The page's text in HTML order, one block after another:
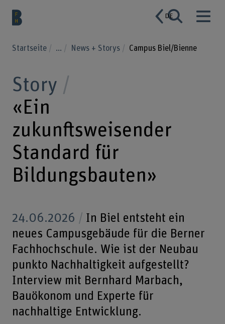
DE
Startseite ... News + Storys Campus Biel/Bienne
Story
«Ein
zukunftsweisender
Standard für
Bildungsbauten»
24.06.2026
In Biel entsteht ein
neues Campusgebäude für die Berner
Fachhochschule. Wie ist der Neubau
punkto Nachhaltigkeit aufgestellt?
Interview mit Bernhard Marbach,
Bauökonom und Experte für
nachhaltige Entwicklung.